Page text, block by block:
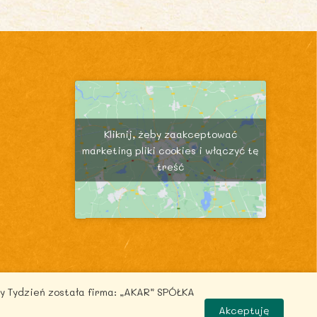
1
z
ł
.
z
a
,
8
5
z
ł
.
,
z
ł
.
Kliknij, żeby zaakceptować
marketing pliki cookies i włączyć tę
treść
została firma: „AKAR” SPÓŁKA
Akceptuję